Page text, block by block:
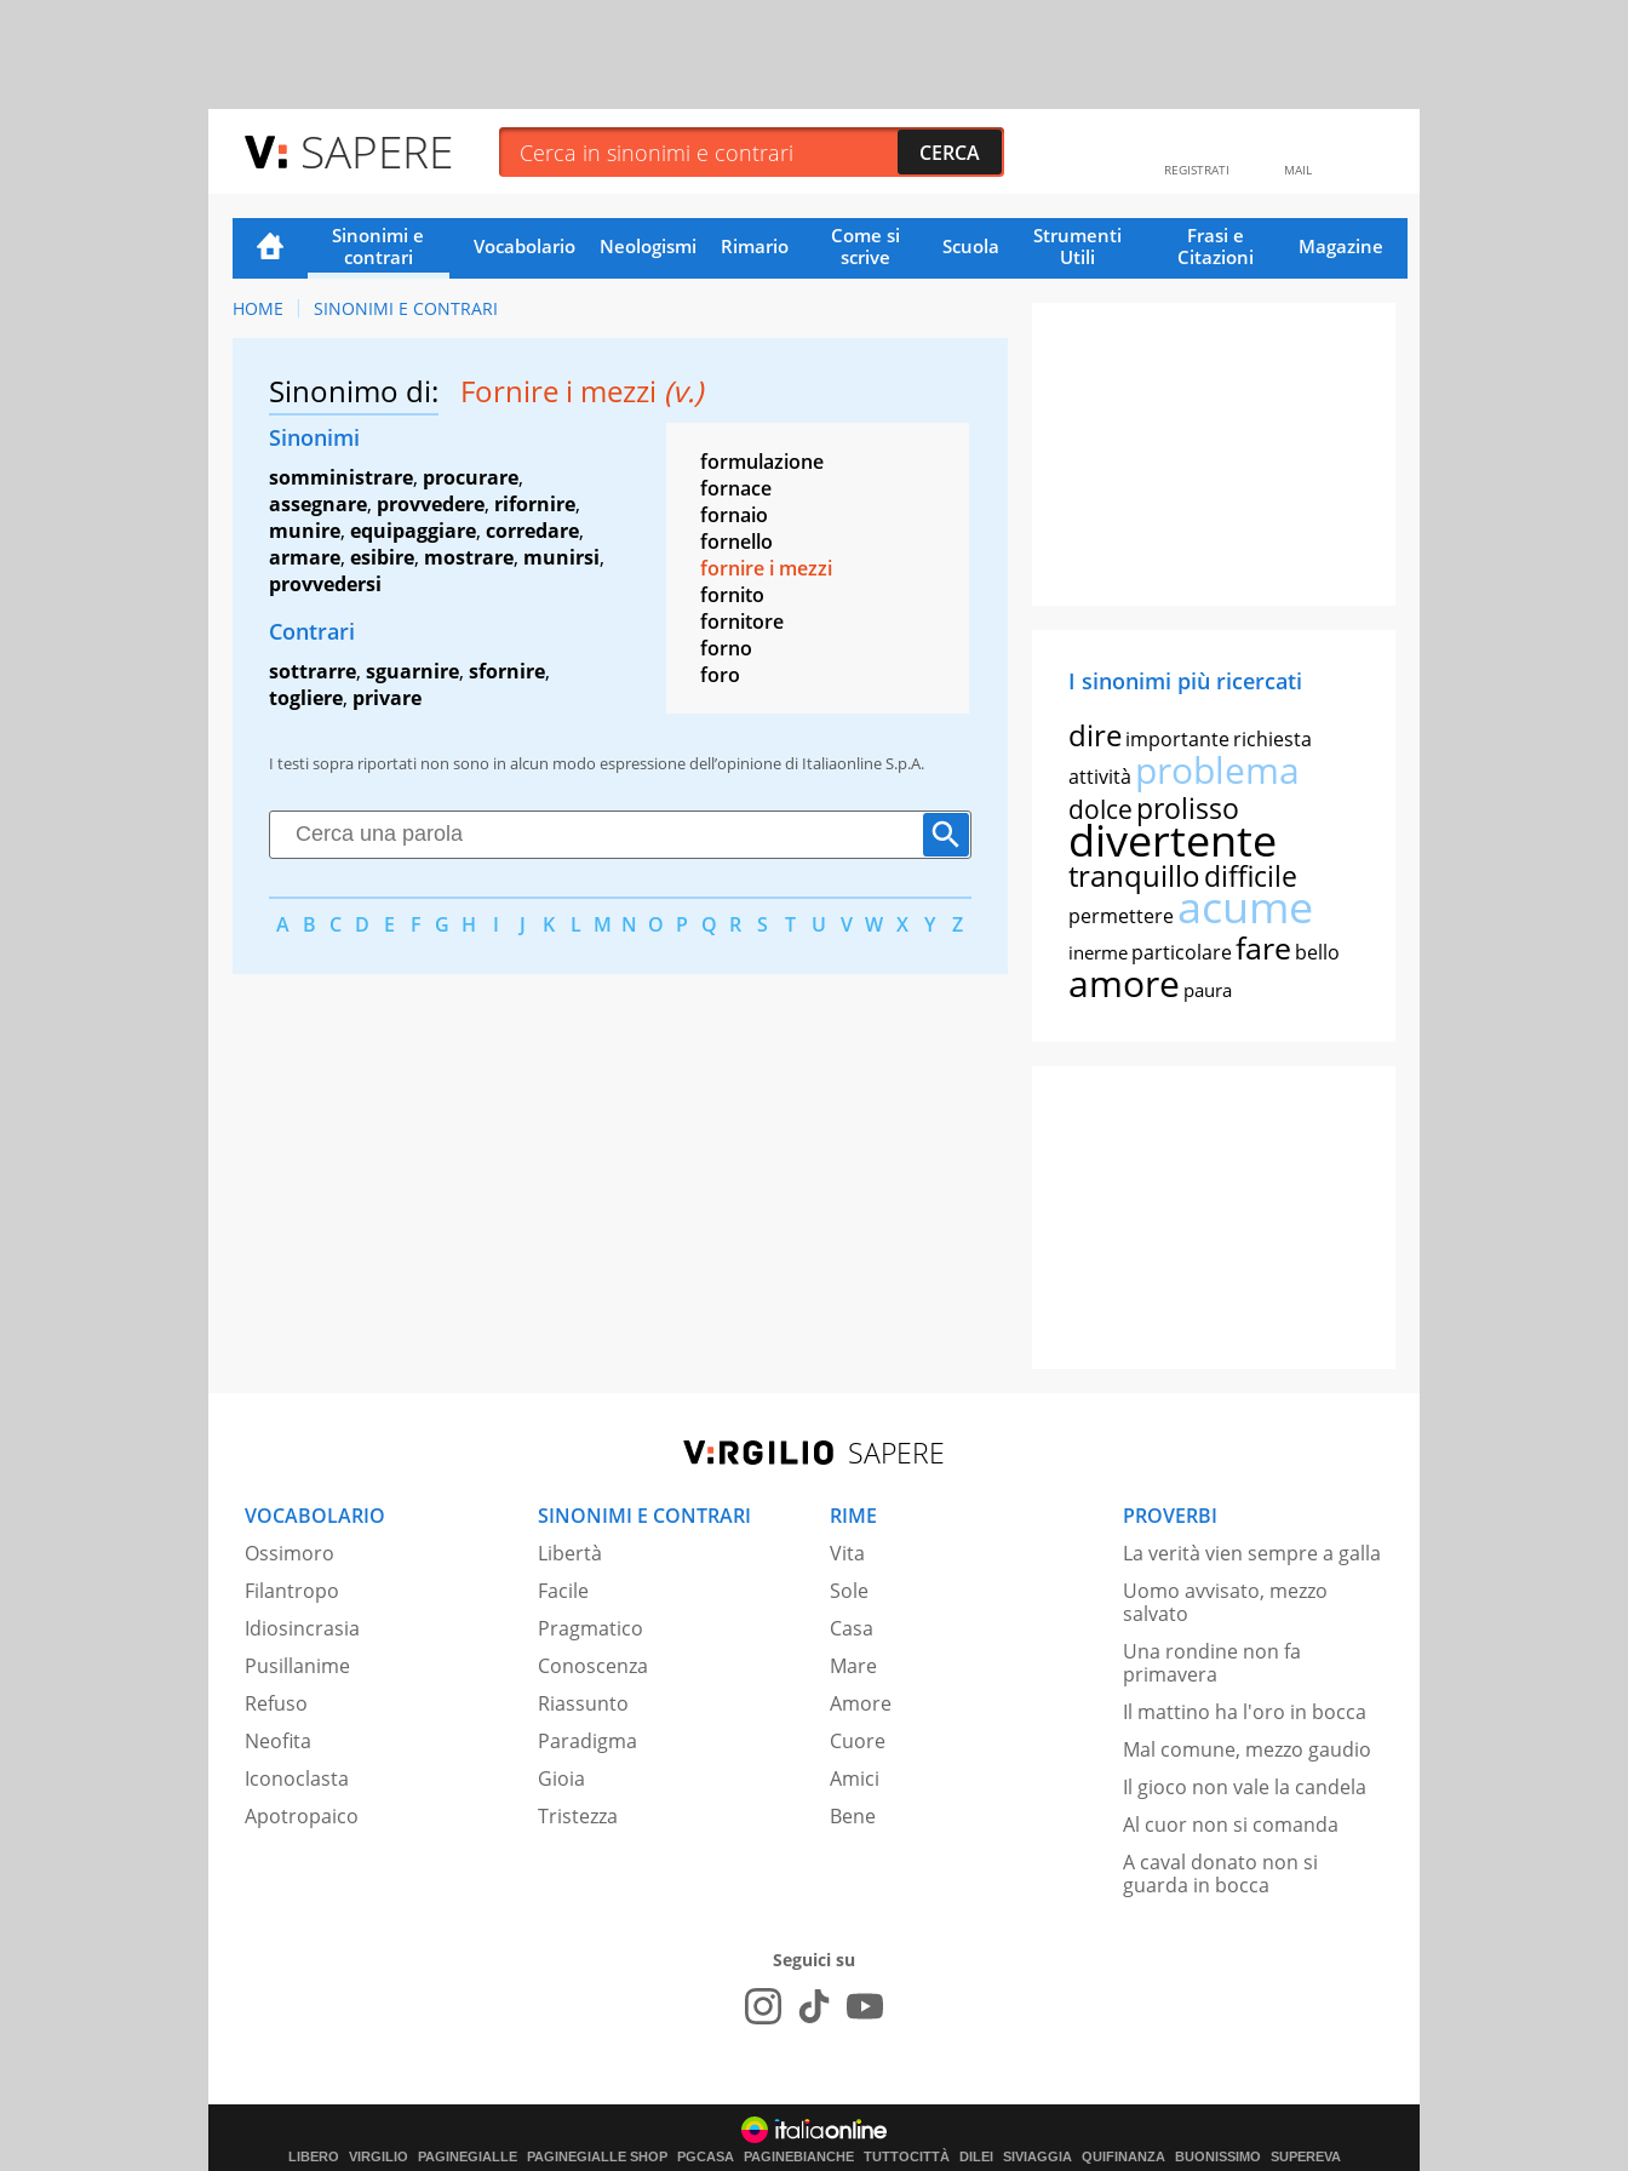
SAPERE MAIL
REGISTRATI
Sinonimi e
contrari
Vocabolario Neologismi Rimario
Come si
scrive
Scuola
Strumenti
Utili
Frasi e
Citazioni
Magazine
HOME SINONIMI E CONTRARI
Sinonimo di: Fornire i mezzi (v.)
Sinonimi
somministrare, procurare,
assegnare, provvedere, rifornire,
munire, equipaggiare, corredare,
armare, esibire, mostrare, munirsi,
provvedersi
Contrari
sottrarre, sguarnire, sfornire,
togliere, privare
formulazione
fornace
fornaio
fornello
fornire i mezzi
fornito
fornitore
forno
foro
I testi sopra riportati non sono in alcun modo espressione dell’opinione di Italiaonline S.p.A.
A B C D E F G H I J K L M N O P Q R S T U V W X Y Z
I sinonimi più ricercati
direimportanterichiesta
attività problema
dolce prolisso
divertente
tranquillodifficile
permettereacume
inerme particolarefare bello
amore paura
SAPERE
VOCABOLARIO
Ossimoro
Filantropo
Idiosincrasia
Pusillanime
Refuso
Neofita
Iconoclasta
Apotropaico
SINONIMI E CONTRARI
Libertà
Facile
Pragmatico
Conoscenza
Riassunto
Paradigma
Gioia
Tristezza
RIME
Vita
Sole
Casa
Mare
Amore
Cuore
Amici
Bene
PROVERBI
La verità vien sempre a galla
Uomo avvisato, mezzo
salvato
Una rondine non fa
primavera
Il mattino ha l'oro in bocca
Mal comune, mezzo gaudio
Il gioco non vale la candela
Al cuor non si comanda
A caval donato non si
guarda in bocca
Seguici su
LIBERO VIRGILIO PAGINEGIALLE PAGINEGIALLE SHOP PGCASA PAGINEBIANCHE TUTTOCITTÀ DILEI SIVIAGGIA QUIFINANZA BUONISSIMO SUPEREVA